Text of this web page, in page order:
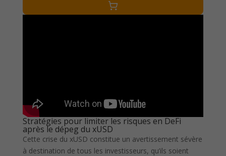
Stratégies pour limiter les risques en DeFi
après le dépeg du xUSD
Cette crise du xUSD constitue un avertissement sévère
à destination de tous les investisseurs, qu’ils soient